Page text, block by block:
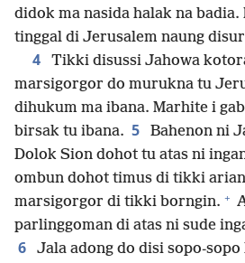
didok ma nasida halak na badia.
tinggal di Jerusalem naung
4 Tikki disussi Jahowa
marsigorgor do murukna tu
dihukum ma ibana. Marhite i
birsak tu ibana. 5
Bahenon ni
Dolok Sion dohot tu atas ni
ombun dohot timus di tikki
marsigorgor di tikki borngin. +
parlinggoman di atas ni sude
6
Jala adong do disi sopo-sopo